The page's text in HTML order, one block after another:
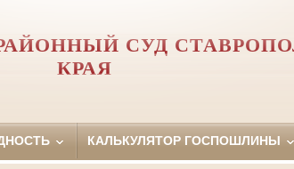
СУД
КРАЯ
КАЛЬКУЛЯТОР ГОСПОШЛИНЫ